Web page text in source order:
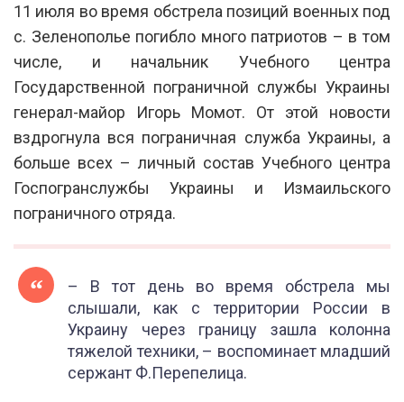
11 июля во время обстрела позиций военных под
с. Зеленополье погибло много патриотов – в том
числе, и начальник Учебного центра
Государственной пограничной службы Украины
генерал-майор Игорь Момот. От этой новости
вздрогнула вся пограничная служба Украины, а
больше всех – личный состав Учебного центра
Госпогранслужбы Украины и Измаильского
пограничного отряда.
– В тот день во время обстрела мы
слышали, как с территории России в
Украину через границу зашла колонна
тяжелой техники, – воспоминает младший
сержант Ф.Перепелица.